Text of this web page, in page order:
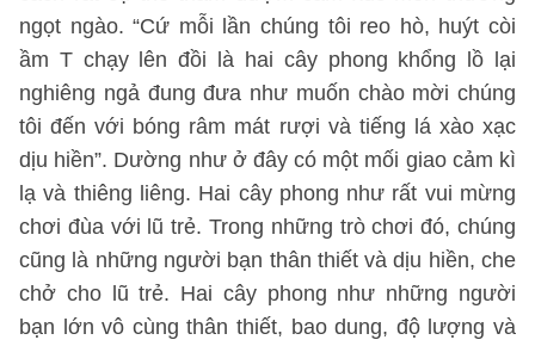
ngọt ngào. “Cứ mỗi lần chúng tôi reo hò, huýt còi
ầm T chạy lên đồi là hai cây phong khổng lồ lại
nghiêng ngả đung đưa như muốn chào mời chúng
tôi đến với bóng râm mát rượi và tiếng lá xào xạc
dịu hiền”. Dường như ở đây có một mối giao cảm kì
lạ và thiêng liêng. Hai cây phong như rất vui mừng
chơi đùa với lũ trẻ. Trong những trò chơi đó, chúng
cũng là những người bạn thân thiết và dịu hiền, che
chở cho lũ trẻ. Hai cây phong như những người
bạn lớn vô cùng thân thiết, bao dung, độ lượng và